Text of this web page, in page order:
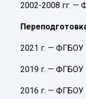
2002-2008 гг. —
2021 г. — ФГБОУ
2019 г. — ФГБОУ
2016 г. — ФГБОУ